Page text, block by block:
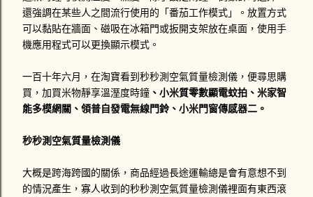
還強調在某些人之間流行使用的「番茄工作模式」。放置方式
可以黏貼在牆面、磁吸在冰箱門或扳開支架放在桌面，使用手
機應用程式可以更換顯示模式。
一百十年六月，在淘寶看到秒秒測空氣質量檢測儀 ，便尋思購
買，加買米物靜享溫溼度時鐘 、小米質零數顯電蚊拍、米家智
能多模網關、領普自發電無線門鈴、小米門窗傳感器二。
秒秒測空氣質量檢測儀
大概是跨海跨國的關係，商品經過長途運輸總是會有意想不到
的情況產生，寡人收到的秒秒測空氣質量檢測儀裡面有東西滾